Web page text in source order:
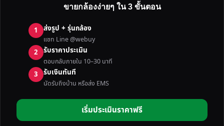
ขายกล้องง่ายๆ ใน 3 ขั้นตอน
1 ส่งรูป + รุ่นกล้อง
แชท Line @webuy
2 รับราคาประเมิน
ตอบกลับภายใน 10–30 นาที
3 รับเงินทันที
นัดรับถึงบ้าน หรือส่ง EMS
เริ่มประเมินราคาฟรี